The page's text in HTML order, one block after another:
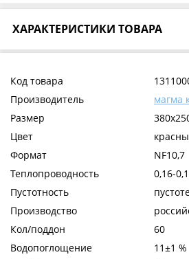
ХАРАКТЕРИСТИКИ ТОВАРА
Код товара
Производитель
магма
Размер
Цвет
Формат
NF10,7
Теплопроводность
0,16-
Пустотность
Производство
Кол/поддон
60
Водопоглощение
11±1 %